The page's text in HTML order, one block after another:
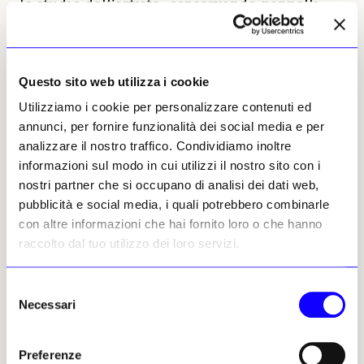
Questo sito web utilizza i cookie
Utilizziamo i cookie per personalizzare contenuti ed
annunci, per fornire funzionalità dei social media e per
analizzare il nostro traffico. Condividiamo inoltre
informazioni sul modo in cui utilizzi il nostro sito con i
nostri partner che si occupano di analisi dei dati web,
pubblicità e social media, i quali potrebbero combinarle
con altre informazioni che hai fornito loro o che hanno
raccolto dal tuo utilizzo dei loro servizi.
delNecessari
Preferenze
lo studio dell’artista, conservando pennelli,
pigmenti e tele incompiute come tracce di un
processo creativo che era, prima di tutto, una
inserisce in questa ricerca: non una
retrospettiva commemorativa, ma un
laboratorio di interpretazione.
Nel catalogo della mostra, Nancy Spector
, già
curatrice del Guggenheim, scrive che “le
stanze di Matthew Wong non sono luoghi da
abitare, ma da attraversare: sono ritratti dello
spirito umano, sospesi tra luce e assenza”.
contesto ideale per rivedere la sua opera.
Come le calli e i canali che cambiano volto a
mutano con lo sguardo di chi le osserva —